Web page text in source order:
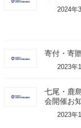
2024年
寄付・寄
2023年
七尾・鹿
会開催お
2023年